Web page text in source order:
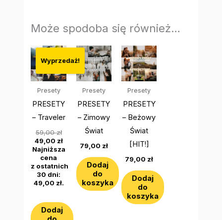
Może spodoba się również…
Wyprzedaż!
Presety
PRESETY
– Traveler
59,00zł
Pierwotna
cena
wynosiła:
59,00 zł.
49,00 zł
Aktualna
cena
wynosi:
49,00 zł.
Najniższa
cena
z ostatnich
30 dni:
49,00 zł.
Dodaj
Presety
PRESETY
– Zimowy
Świat
79,00 zł
Dodaj
do
koszyka
Presety
PRESETY
– Beżowy
Świat
[HIT!]
79,00 zł
Dodaj
do
koszyka